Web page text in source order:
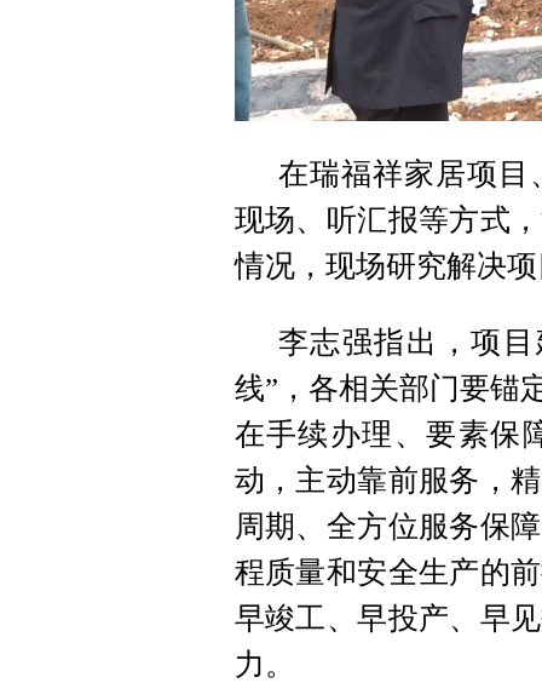
在瑞福祥家居项目
现场、听汇报等方式
情况，现场研究解决
李志强指出，项
线”，各相关部门要锚
在手续办理、要素保
动，主动靠前服务，
周期、全方位服务保
程质量和安全生产的
早竣工、早投产、早
力。